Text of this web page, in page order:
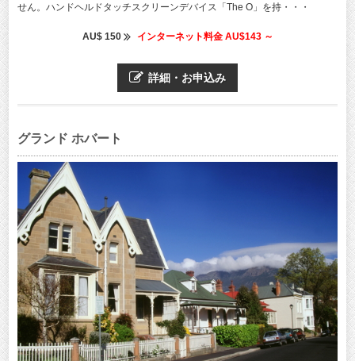
せん。ハンドヘルドタッチスクリーンデバイス「The O」を持・・・
AU$ 150 インターネット料金 AU$143 ～
詳細・お申込み
グランド ホバート